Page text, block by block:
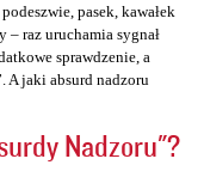
pasek, kawałek
– raz uruchamia sygnał
sprawdzenie, a
A jaki absurd nadzoru
Nadzoru"?